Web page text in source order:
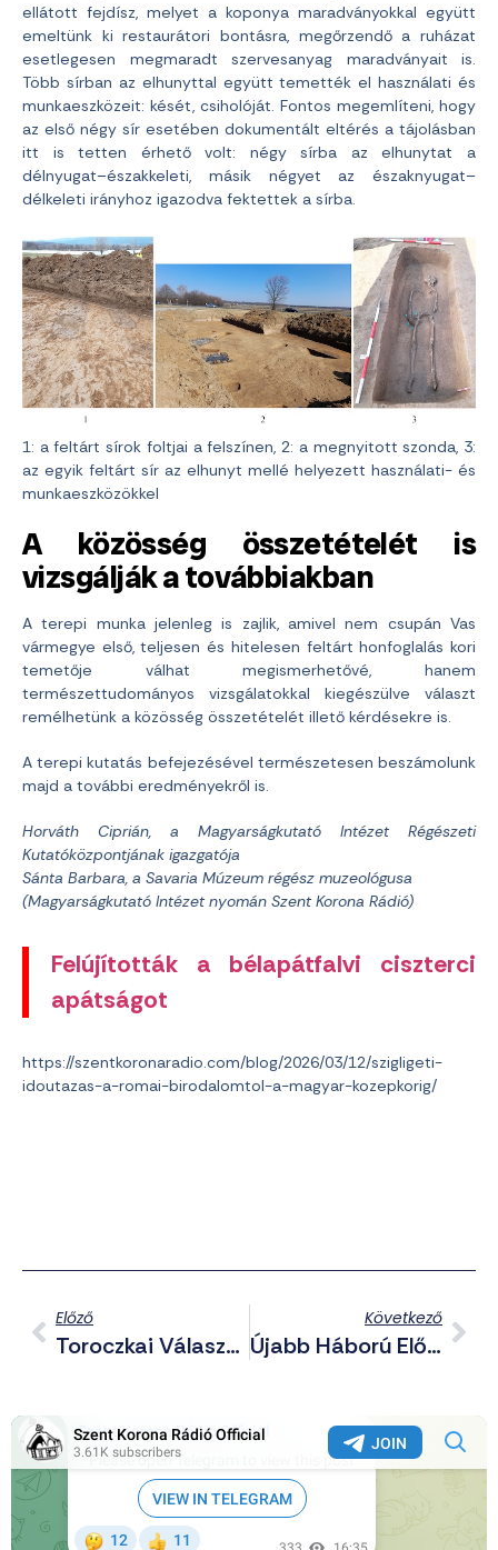
ellátott fejdísz, melyet a koponya maradványokkal együtt
emeltünk ki restaurátori bontásra, megőrzendő a ruházat
esetlegesen megmaradt szervesanyag maradványait is.
Több sírban az elhunyttal együtt temették el használati és
munkaeszközeit: kését, csiholóját. Fontos megemlíteni, hogy
az első négy sír esetében dokumentált eltérés a tájolásban
itt is tetten érhető volt: négy sírba az elhunytat a
délnyugat–északkeleti, másik négyet az északnyugat–
délkeleti irányhoz igazodva fektettek a sírba.
1: a feltárt sírok foltjai a felszínen, 2: a megnyitott szonda, 3:
az egyik feltárt sír az elhunyt mellé helyezett használati- és
munkaeszközökkel
A közösség összetételét is
vizsgálják a továbbiakban
A terepi munka jelenleg is zajlik, amivel nem csupán Vas
vármegye első, teljesen és hitelesen feltárt honfoglalás kori
temetője válhat megismerhetővé, hanem
természettudományos vizsgálatokkal kiegészülve választ
remélhetünk a közösség összetételét illető kérdésekre is.
A terepi kutatás befejezésével természetesen beszámolunk
majd a további eredményekről is.
Horváth Ciprián, a Magyarságkutató Intézet Régészeti
Kutatóközpontjának igazgatója
Sánta Barbara, a Savaria Múzeum régész muzeológusa
(Magyarságkutató Intézet nyomán Szent Korona Rádió)
Felújították a bélapátfalvi ciszterci
apátságot
https://szentkoronaradio.com/blog/2026/03/12/szigligeti-
idoutazas-a-romai-birodalomtol-a-magyar-kozepkorig/
Előző
Toroczkai Válaszolt A Cigány Vezetőknek; Iráni Háború: Az USA Kína Elleni Proxy-Háborúja; Humanoid Robotok A Harcmezőn – Telegram Posztjaink (2026.03.18.)
Következő
Újabb Háború Elől Menekült Ukrán Lány Halt Meg, Szír Migráns Barátja Gyilkolta Meg